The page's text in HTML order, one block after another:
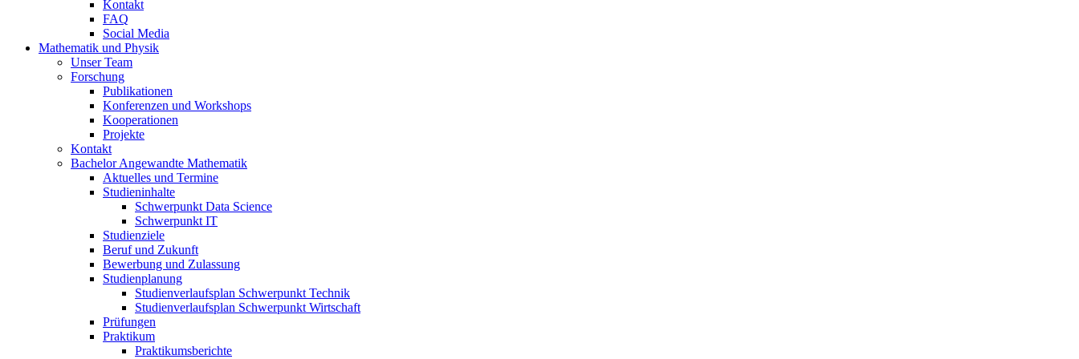
Kontakt
FAQ
Social Media
Mathematik und Physik
Unser Team
Forschung
Publikationen
Konferenzen und Workshops
Kooperationen
Projekte
Kontakt
Bachelor Angewandte Mathematik
Aktuelles und Termine
Studieninhalte
Schwerpunkt Data Science
Schwerpunkt IT
Studienziele
Beruf und Zukunft
Bewerbung und Zulassung
Studienplanung
Studienverlaufsplan Schwerpunkt Technik
Studienverlaufsplan Schwerpunkt Wirtschaft
Prüfungen
Praktikum
Praktikumsberichte